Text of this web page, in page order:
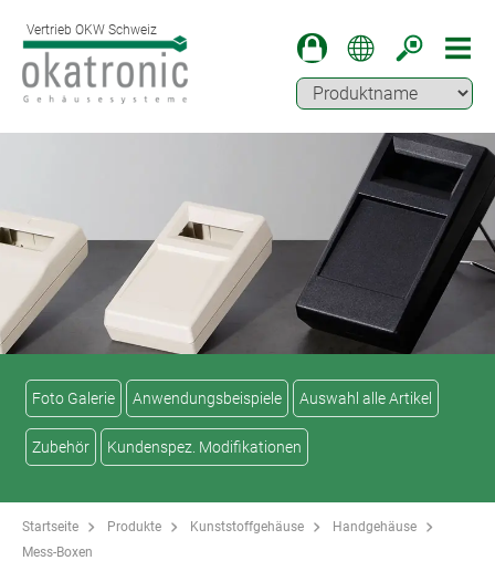
Vertrieb OKW Schweiz
Foto Galerie Anwendungsbeispiele Auswahl alle Artikel
Zubehör Kundenspez. Modifikationen
Startseite Produkte Kunststoffgehäuse
Handgehäuse
Mess-Boxen